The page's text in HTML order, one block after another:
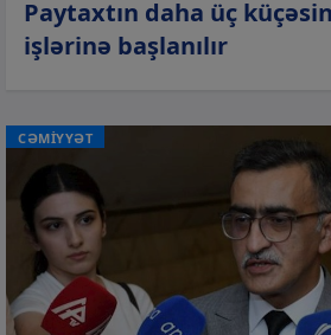
Paytaxtın daha üç
işlərinə başlanılır
CƏMİYYƏT